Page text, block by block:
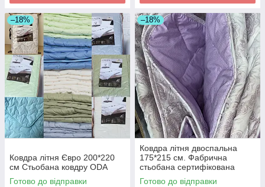
–18%
Ковдра літня Євро 200*220
см Стьобана ковдру ODA
Готово до відправки
–18%
Ковдра літня двоспальна
175*215 см. Фабрична
стьобана сертифікована
ковдра ODA
Готово до відправки